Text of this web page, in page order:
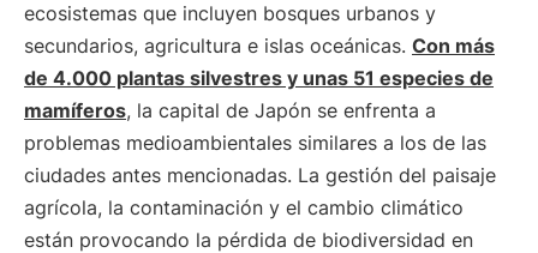
ecosistemas que incluyen bosques urbanos y
secundarios, agricultura e islas oceánicas. Con más
de 4.000 plantas silvestres y unas 51 especies de
mamíferos, la capital de Japón se enfrenta a
problemas medioambientales similares a los de las
ciudades antes mencionadas. La gestión del paisaje
agrícola, la contaminación y el cambio climático
están provocando la pérdida de biodiversidad en